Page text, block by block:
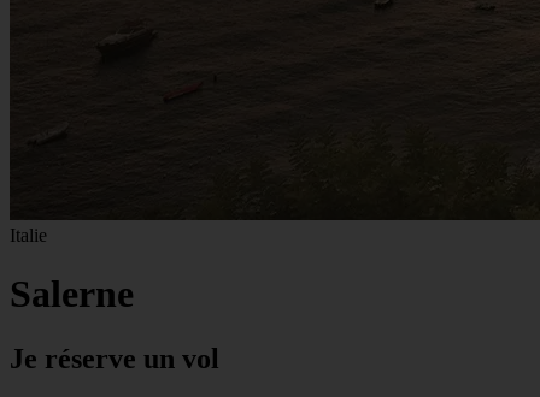
Italie
Salerne
Je réserve un vol